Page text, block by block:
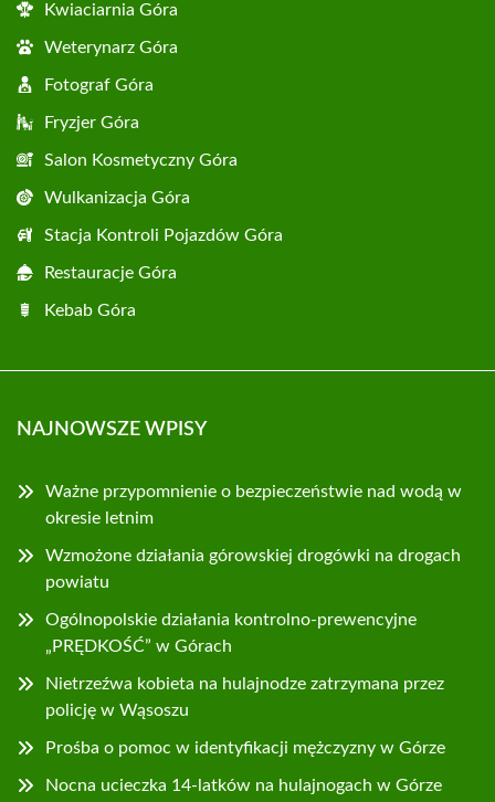
Kwiaciarnia Góra
Weterynarz Góra
Fotograf Góra
Fryzjer Góra
Salon Kosmetyczny Góra
Wulkanizacja Góra
Stacja Kontroli Pojazdów Góra
Restauracje Góra
Kebab Góra
NAJNOWSZE WPISY
Ważne przypomnienie o bezpieczeństwie nad wodą w
okresie letnim
Wzmożone działania górowskiej drogówki na drogach
powiatu
Ogólnopolskie działania kontrolno-prewencyjne
„PRĘDKOŚĆ” w Górach
Nietrzeźwa kobieta na hulajnodze zatrzymana przez
policję w Wąsoszu
Prośba o pomoc w identyfikacji mężczyzny w Górze
Nocna ucieczka 14-latków na hulajnogach w Górze